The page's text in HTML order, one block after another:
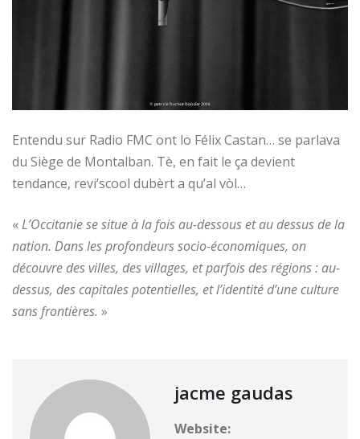
Entendu sur Radio FMC ont lo Félix Castan… se parlava
du Siège de Montalban. Tè, en fait le ça devient
tendance, revi’scool dubèrt a qu’al vòl…
«L’Occitanie se situe à la fois au-dessous et au dessus de la
nation. Dans les profondeurs socio-économiques, on
découvre des villes, des villages, et parfois des régions : au-
dessus, des capitales potentielles, et l’identité d’une culture
sans frontières. »
jacme gaudas
Website: